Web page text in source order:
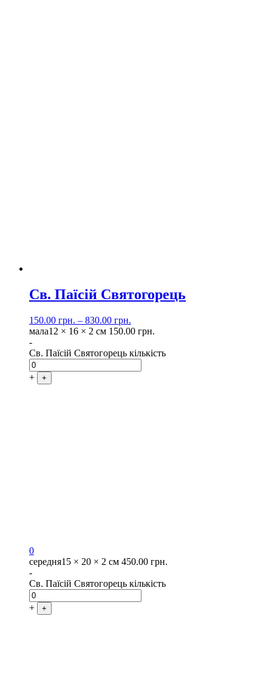
Св. Паїсій Святогорець
150.00 грн. – 830.00 грн.
мала12 × 16 × 2 см 150.00 грн.
-
Св. Паїсій Святогорець кількість
+ +
0
середня15 × 20 × 2 см 450.00 грн.
-
Св. Паїсій Святогорець кількість
+ +